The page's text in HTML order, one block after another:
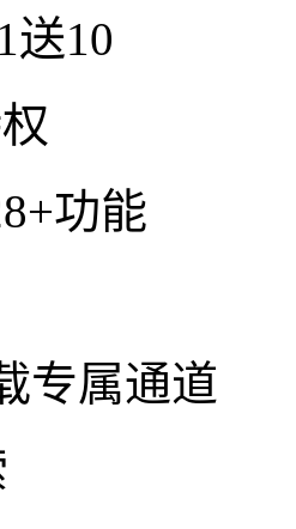
送10
功能
专属通道